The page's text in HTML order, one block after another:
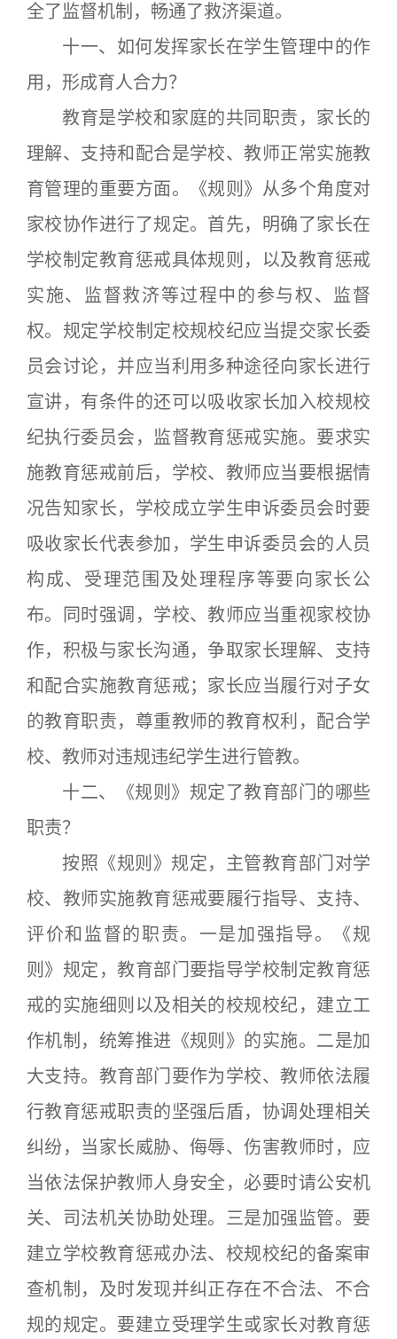
全了监督机制，畅通了救济渠道。
十一、如何发挥家长在学生管理中的作
用，形成育人合力？
教育是学校和家庭的共同职责，家长的
理解、支持和配合是学校、教师正常实施教
育管理的重要方面。《规则》从多个角度对
家校协作进行了规定。首先，明确了家长在
学校制定教育惩戒具体规则，以及教育惩戒
实施、监督救济等过程中的参与权、监督
权。规定学校制定校规校纪应当提交家长委
员会讨论，并应当利用多种途径向家长进行
宣讲，有条件的还可以吸收家长加入校规校
纪执行委员会，监督教育惩戒实施。要求实
施教育惩戒前后，学校、教师应当要根据情
况告知家长，学校成立学生申诉委员会时要
吸收家长代表参加，学生申诉委员会的人员
构成、受理范围及处理程序等要向家长公
布。同时强调，学校、教师应当重视家校协
作，积极与家长沟通，争取家长理解、支持
和配合实施教育惩戒；家长应当履行对子女
的教育职责，尊重教师的教育权利，配合学
校、教师对违规违纪学生进行管教。
十二、《规则》规定了教育部门的哪些
职责？
按照《规则》规定，主管教育部门对学
校、教师实施教育惩戒要履行指导、支持、
评价和监督的职责。一是加强指导。《规
则》规定，教育部门要指导学校制定教育惩
戒的实施细则以及相关的校规校纪，建立工
作机制，统筹推进《规则》的实施。二是加
大支持。教育部门要作为学校、教师依法履
行教育惩戒职责的坚强后盾，协调处理相关
纠纷，当家长威胁、侮辱、伤害教师时，应
当依法保护教师人身安全，必要时请公安机
关、司法机关协助处理。三是加强监管。要
建立学校教育惩戒办法、校规校纪的备案审
查机制，及时发现并纠正存在不合法、不合
规的规定。要建立受理学生或家长对教育惩